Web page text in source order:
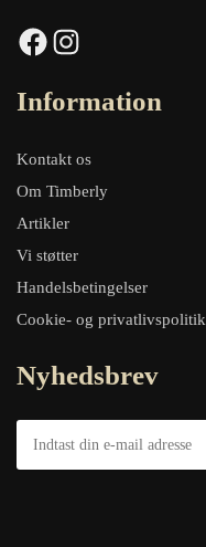
Facebook Instagram
Information
Kontakt os
Om Timberly
Artikler
Vi støtter
Handelsbetingelser
Cookie- og privatlivspolitik
Nyhedsbrev